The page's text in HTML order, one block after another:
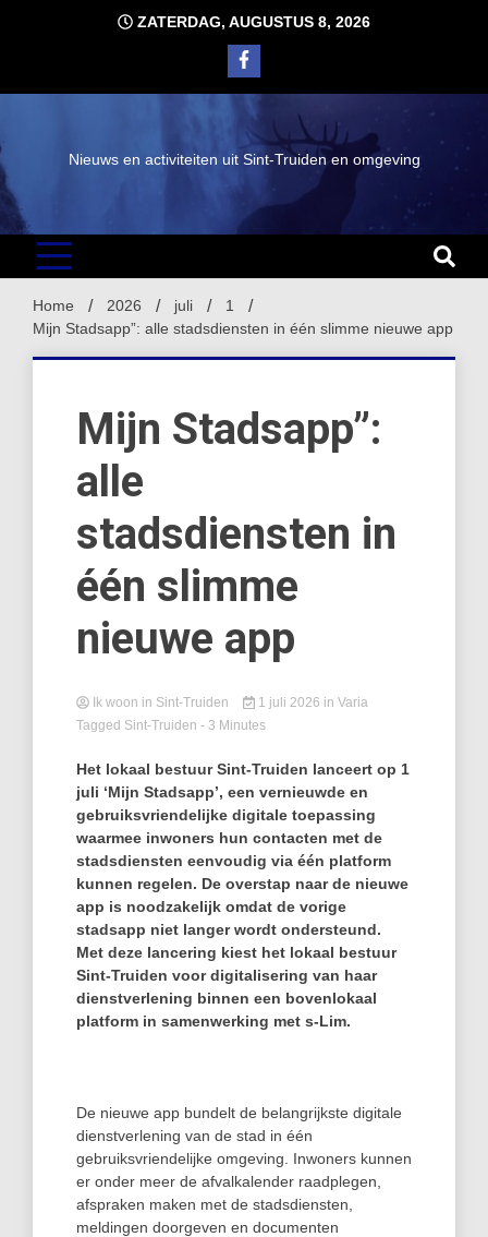
ZATERDAG, AUGUSTUS 8, 2026
Nieuws en activiteiten uit Sint-Truiden en omgeving
Home 2026 juli
1
Mijn Stadsapp”: alle stadsdiensten in één slimme nieuwe app
Mijn Stadsapp”:
alle
stadsdiensten in
één slimme
nieuwe app
Ik woon in Sint-Truiden 1 juli 2026 in Varia
Tagged Sint-Truiden - 3 Minutes
Het lokaal bestuur Sint‑Truiden lanceert op 1
juli ‘Mijn Stadsapp’, een vernieuwde en
gebruiksvriendelijke digitale toepassing
waarmee inwoners hun contacten met de
stadsdiensten eenvoudig via één platform
kunnen regelen. De overstap naar de nieuwe
app is noodzakelijk omdat de vorige
stadsapp niet langer wordt ondersteund.
Met deze lancering kiest het lokaal bestuur
Sint‑Truiden voor digitalisering van haar
dienstverlening binnen een bovenlokaal
platform in samenwerking met s‑Lim.
De nieuwe app bundelt de belangrijkste digitale
dienstverlening van de stad in één
gebruiksvriendelijke omgeving. Inwoners kunnen
er onder meer de afvalkalender raadplegen,
afspraken maken met de stadsdiensten,
meldingen doorgeven en documenten